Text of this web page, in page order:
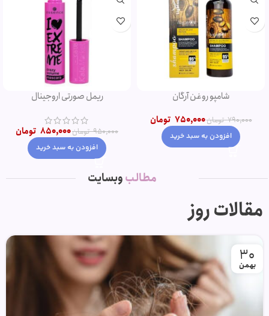
شامپو روغن آرگان
790,000 تومان750,000 تومان
افزودن به سبد خرید
ریمل صورتی اروجینال
950,000 تومان850,000 تومان
افزودن به سبد خرید
مطالبوبسایت
مقالات روز
30
بهمن